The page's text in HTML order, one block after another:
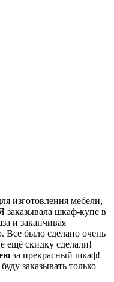
изготовления мебели,
шкаф-купе в
и заканчивая
было сделано очень
ещё скидку сделали!
за прекрасный шкаф!
заказывать только